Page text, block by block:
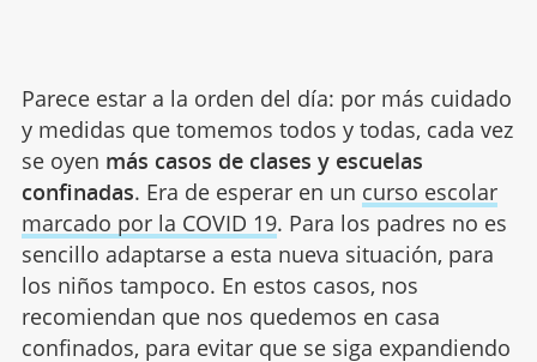
Parece estar a la orden del día: por más cuidado
y medidas que tomemos todos y todas, cada vez
se oyen más casos de clases y escuelas
confinadas. Era de esperar en un curso escolar
marcado por la COVID 19. Para los padres no es
sencillo adaptarse a esta nueva situación, para
los niños tampoco. En estos casos, nos
recomiendan que nos quedemos en casa
confinados, para evitar que se siga expandiendo